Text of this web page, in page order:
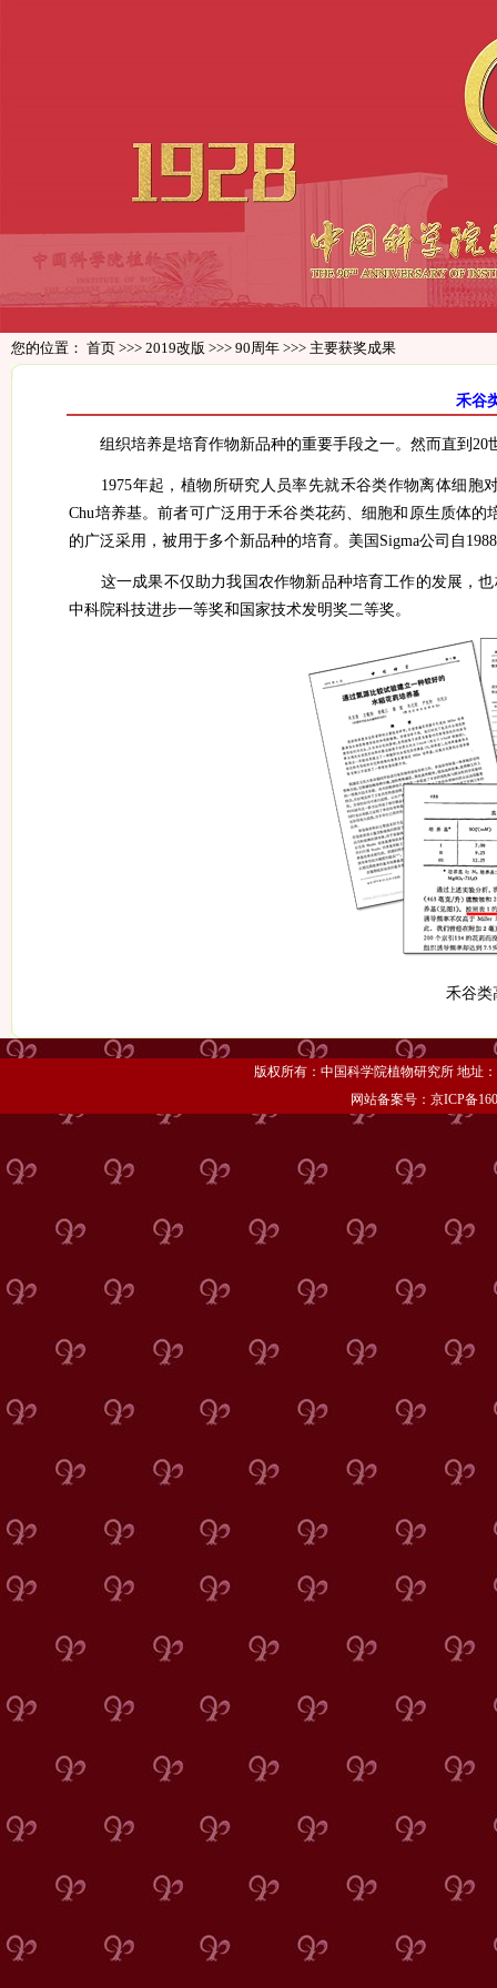
您的位置： 首页 >>> 2019改版 >>> 90周年 >>> 主要获奖成果
禾谷
组织培养是培育作物新品种的重要手段之一。然而直到20
1975年起，植物所研究人员率先就禾谷类作物离体细胞
Chu培养基。前者可广泛用于禾谷类花药、细胞和原生质体
的广泛采用，被用于多个新品种的培育。美国 Sigma公司自 1988
这一成果不仅助力我国农作物新品种培育工作的发展，
中科院科技进步一等奖和国家技术发明奖二等奖。
禾谷类
版权所有：中国科学院植物研究所 地址
网站备案号：京ICP备